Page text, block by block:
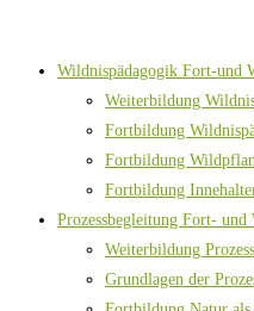
Wildnispädagogik Fort-und
Weiterbildung
Fortbildung
Fortbildung
Fortbildung
Prozessbegleitung Fort- und
Weiterbildung
Grundlagen der